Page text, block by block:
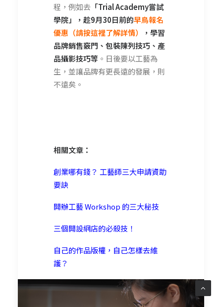
程，例如去 「Trial Academy嘗試
學院」，趁9月30日前的早鳥報名
優惠（請按這裡了解詳情）
，學習
品牌銷售竅門、包裝陳列技巧、產
品攝影技巧等 。日後要以工藝為
生，並讓品牌有更長遠的發展，則
不遠矣。
相關文章：
創業哪有錢？ 工藝師三大申請資助
要訣
開辦工藝 Workshop 的三大秘技
三個開設網店的必殺技！
自己的作品版權，自己怎樣去維
護？